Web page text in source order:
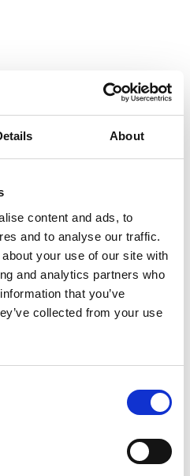
About
content and ads, to
and to analyse our traffic.
your use of our site with
and analytics partners who
that you’ve
collected from your use